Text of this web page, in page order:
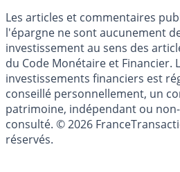
Les articles et commentaires
l'épargne ne sont aucunement
investissement au sens des
du Code Monétaire et Financier.
investissements financiers est
conseillé personnellement, un
patrimoine, indépendant ou
consulté. © 2026
réservés.